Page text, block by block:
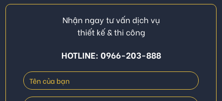
Nhận ngay tư vấn dịch vụ
thiết kế & thi công
HOTLINE: 0966-203-888